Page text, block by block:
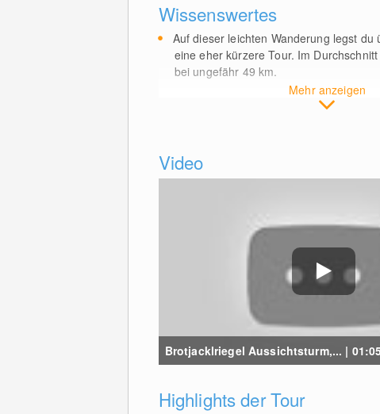
Wissenswertes
Mehr anzeigen
Auf dieser leichten Wanderung legst
eine eher kürzere Tour. Im
bei ungefähr 49 km.
Video
Brotjacklriegel Aussichtsturm,... |
Highlights der Tour